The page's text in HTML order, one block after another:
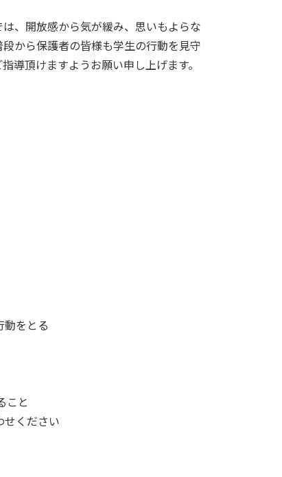
、開放感から気が緩み、思いもよらな
から保護者の皆様も学生の行動を見守
導頂けますようお願い申し上げます。
をとる
こと
ください